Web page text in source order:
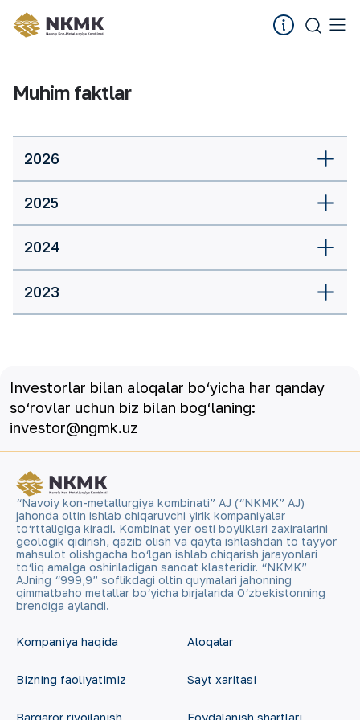
Muhim faktlar
2026
2025
2024
2023
Investorlar bilan aloqalar bo‘yicha har qanday
so‘rovlar uchun biz bilan bog‘laning:
investor@ngmk.uz
“Navoiy kon-metallurgiya kombinati” AJ (“NKMK” AJ)
jahonda oltin ishlab chiqaruvchi yirik kompaniyalar
to‘rttaligiga kiradi. Kombinat yer osti boyliklari zaxiralarini
geologik qidirish, qazib olish va qayta ishlashdan to tayyor
mahsulot olishgacha bo‘lgan ishlab chiqarish jarayonlari
to‘liq amalga oshiriladigan sanoat klasteridir. “NKMK”
AJning “999,9” soflikdagi oltin quymalari jahonning
qimmatbaho metallar bo‘yicha birjalarida O‘zbekistonning
brendiga aylandi.
Kompaniya haqida
Bizning faoliyatimiz
Barqaror rivojlanish
Aloqalar
Sayt xaritasi
Foydalanish shartlari